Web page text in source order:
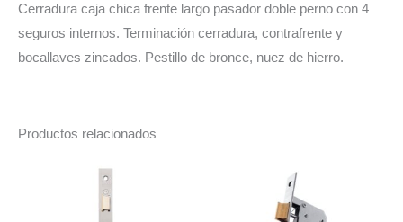
Cerradura caja chica frente largo pasador doble perno con 4
seguros internos. Terminación cerradura, contrafrente y
bocallaves zincados. Pestillo de bronce, nuez de hierro.
Productos relacionados